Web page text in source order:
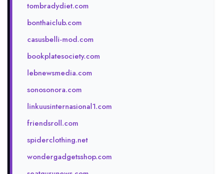
tombradydiet.com
bonthaiclub.com
casusbelli-mod.com
bookplatesociety.com
lebnewsmedia.com
sonosonora.com
linkuusinternasional1.com
friendsroll.com
spiderclothing.net
wondergadgetsshop.com